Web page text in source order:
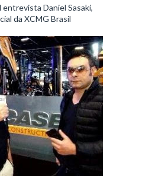
entrevista Daniel Sasaki,
da XCMG Brasil